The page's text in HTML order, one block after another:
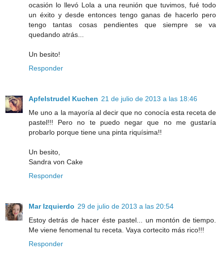
ocasión lo llevó Lola a una reunión que tuvimos, fué todo
un éxito y desde entonces tengo ganas de hacerlo pero
tengo tantas cosas pendientes que siempre se va
quedando atrás...
Un besito!
Responder
Apfelstrudel Kuchen 21 de julio de 2013 a las 18:46
Me uno a la mayoría al decir que no conocía esta receta de
pastel!!! Pero no te puedo negar que no me gustaría
probarlo porque tiene una pinta riquísima!!
Un besito,
Sandra von Cake
Responder
Mar Izquierdo 29 de julio de 2013 a las 20:54
Estoy detrás de hacer éste pastel... un montón de tiempo.
Me viene fenomenal tu receta. Vaya cortecito más rico!!!
Responder